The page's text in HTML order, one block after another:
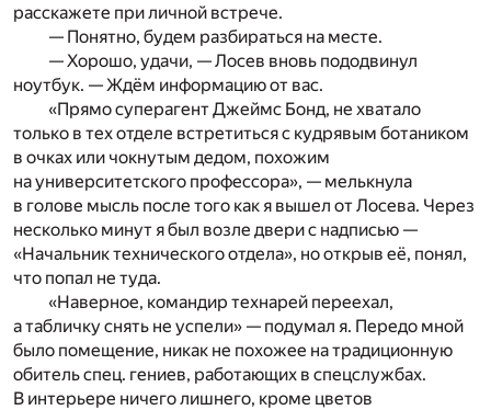
расскажете при личной встрече.
— Понятно, будем разбираться на месте.
— Хорошо, удачи, — Лосев вновь пододвинул
ноутбук. — Ждём информацию от вас.
«Прямо суперагент Джеймс Бонд, не хватало
только в тех отделе встретиться с кудрявым ботаником
в очках или чокнутым дедом, похожим
на университетского профессора», — мелькнула
в голове мысль после того как я вышел от Лосева. Через
несколько минут я был возле двери с надписью —
«Начальник технического отдела», но открыв её, понял,
что попал не туда.
«Наверное, командир технарей переехал,
а табличку снять не успели» — подумал я. Передо мной
было помещение, никак не похожее на традиционную
обитель спец. гениев, работающих в спецслужбах.
В интерьере ничего лишнего, кроме цветов